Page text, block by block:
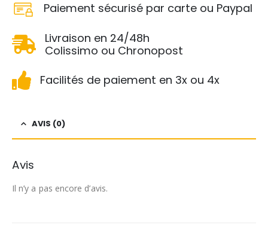
Paiement sécurisé par carte ou Paypal
Livraison en 24/48h
Colissimo ou Chronopost
Facilités de paiement en 3x ou 4x
AVIS (0)
Avis
Il n’y a pas encore d’avis.